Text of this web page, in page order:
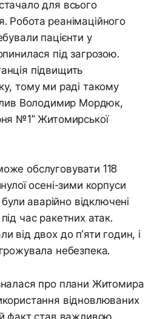
для всього
Робота реанімаційного
пацієнти у
під загрозою.
підвищить
тому ми раді такому
Володимир Мордюк,
№1" Житомирської
обслуговувати 118
осені-зими корпуси
були аварійно відключені
час ракетних атак.
від двох до п’яти годин, і
небезпека.
про плани Житомира
відновлюваних
факт став важливою